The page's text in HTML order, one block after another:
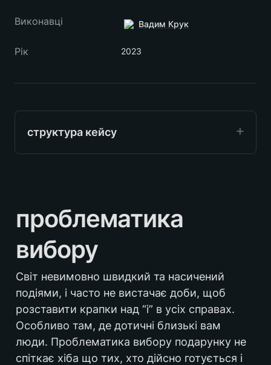
Виконавці Вадим Крук
Рік 2023
структура кейсу
челендж проекту
естимація проекту
етапи роботи
назва та
концепція
вибір гарнітури
шрифтів
проблематика
вибору
Світ невимовно швидкий та насичений
подіями, і часто не вистачає доби, щоб
розставити крапки над “і” в усіх справах.
Особливо там, де дотичні близькі вам
люди. Проблематика вибору подарунку не
спіткає хіба що тих, хто дійсно готується і